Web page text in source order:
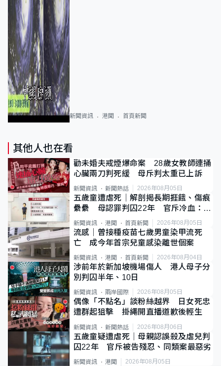
新聞資訊 港聞 首頁新聞
其他人也在看
勸未婚夫戒煙爆命案 28歲女教師連捅
心臟兩刀判死緩 母斥判太重已上訴
新聞資訊 新聞熱話 2026年08月05日
五歲童遭虐死｜解剖揭長期捱餓、傷痕
纍纍 母認罪判囚22年 官斥冷血：同
類案最惡劣
新聞資訊 港聞 首頁新聞 2026年08月05日
流感｜曾接種疫苗七歲男童染甲流死
亡 成今年首宗兒童感染離世個案
新聞資訊 港聞 首頁新聞 2026年08月04日
涉前年於新加坡機場傷人 港人母子分
別判囚半年、10日
新聞資訊 兩岸國際 2026年08月05日
偶像「不點名」談粉絲越界 日女死忠
遭群起狙擊 掛繩開直播道歉後輕生
新聞資訊 新聞熱話 2026年08月06日
五歲童疑遭虐死｜母親認誤殺及虐兒判
囚22年 官斥被告殘忍、同類案最惡劣
新聞資訊 港聞 2026年08月05日